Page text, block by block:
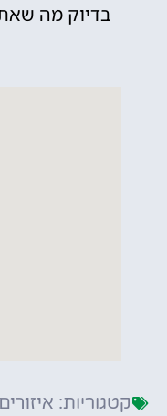
בדיוק מה
קטגוריות: